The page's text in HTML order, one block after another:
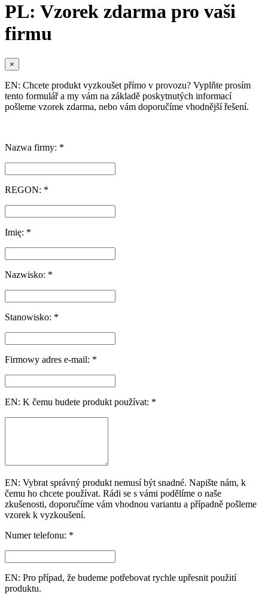
PL: Vzorek zdarma pro vaši
firmu
×
EN: Chcete produkt vyzkoušet přímo v provozu? Vyplňte prosím
tento formulář a my vám na základě poskytnutých informací
pošleme vzorek zdarma, nebo vám doporučíme vhodnější řešení.
Nazwa firmy: *
REGON: *
Imię: *
Nazwisko: *
Stanowisko: *
Firmowy adres e-mail: *
EN: K čemu budete produkt používat: *
EN: Vybrat správný produkt nemusí být snadné. Napište nám, k
čemu ho chcete používat. Rádi se s vámi podělíme o naše
zkušenosti, doporučíme vám vhodnou variantu a případně pošleme
vzorek k vyzkoušení.
Numer telefonu: *
EN: Pro případ, že budeme potřebovat rychle upřesnit použití
produktu.